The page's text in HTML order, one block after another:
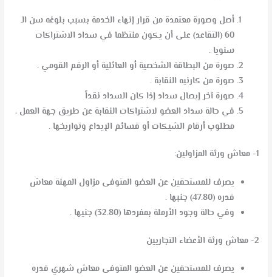
أصل وصورة معتمدة من قرار إنهاء الخدمة بسبب بلوغه سن الـ
60 (التقاعد) على أن يكون منتظما في سداد الاشتراكات
سنويا .
صورة من البطاقة الشخصية أو العائلية أو الرقم القومي .
صورة من كارنيه النقابة .
صورة آخر إيصال سداد إذا كان السداد نقداً
في حالة سداد العضو لاشتراكات النقابة عن طريق جهة العمل ،
مطلوب أرقام الشيكات أو قسائم الإيداع وتواريخها .
1- معاش ورثة المزاولين:
يصرف للمستحقين عن العضو المتوفى مزاول المهنة معاش
قدره (47.80) جنبها .
وفي حالة وجود الأرملة بمفردها (32.80) جنيها .
2- معاش ورثة الأعضاء التجاريين
يصرف للمستحقين عن العضو المتوفى معاش شهري قدره